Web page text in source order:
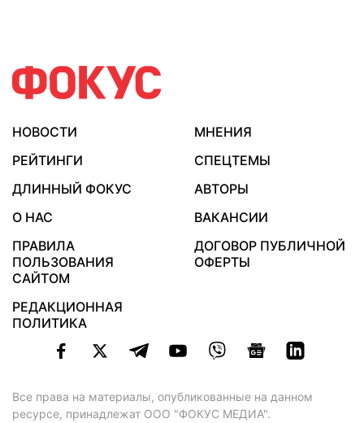
НОВОСТИ
МНЕНИЯ
РЕЙТИНГИ
СПЕЦТЕМЫ
ДЛИННЫЙ ФОКУС
АВТОРЫ
О НАС
ВАКАНСИИ
ПРАВИЛА
ПОЛЬЗОВАНИЯ
САЙТОМ
ДОГОВОР ПУБЛИЧНОЙ
ОФЕРТЫ
РЕДАКЦИОННАЯ
ПОЛИТИКА
Все права на материалы, опубликованные на данном
ресурсе, принадлежат ООО "ФОКУС МЕДИА".